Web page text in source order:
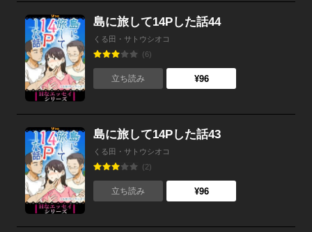
島に旅して14Pした話44
くる田・サトウシオコ
(6)
立ち読み ¥96
島に旅して14Pした話43
くる田・サトウシオコ
(2)
立ち読み ¥96